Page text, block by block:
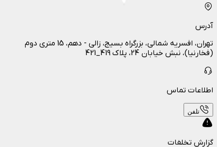
آدرس
تهران، افسریه شمالی، بزرگراه بسیج، زالی - دهم، 15 متری دوم
(فخارنیا)، نبش خیابان 24، پلاک 419_421
اطلاعات تماس
تلفن
گزارش تخلفات